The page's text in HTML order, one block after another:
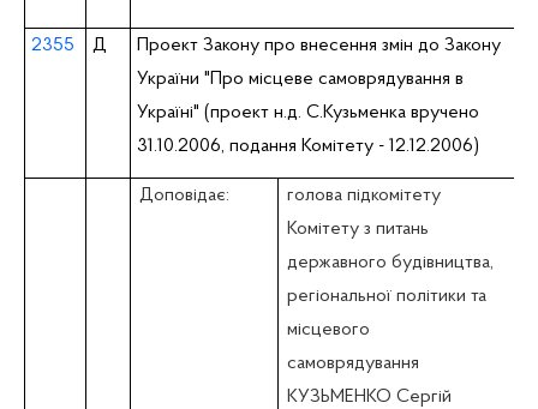
2355 Д
Проект Закону про внесення змін до Закону
України "Про місцеве самоврядування в
Україні" (проект н.д. С.Кузьменка вручено
31.10.2006, подання Комітету - 12.12.2006)
Доповідає:
голова підкомітету
Комітету з питань
державного будівництва,
регіональної політики та
місцевого
самоврядування
КУЗЬМЕНКО Сергій